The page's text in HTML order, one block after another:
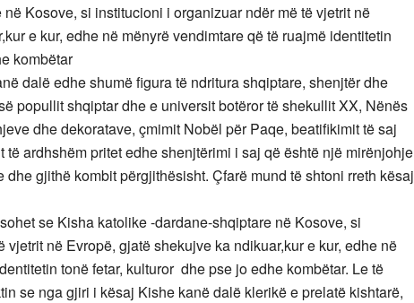
Kosove, si institucioni i organizuar ndër më të vjetrit në
e kur, edhe në mënyrë vendimtare që të ruajmë identitetin
kombëtar
dalë edhe shumë figura të ndritura shqiptare, shenjtër dhe
popullit shqiptar dhe e universit botëror të shekullit XX, Nënës
dhe dekoratave, çmimit Nobël për Paqe, beatifikimit të saj
të ardhshëm pritet edhe shenjtërimi i saj që është një mirënjohje
gjithë kombit përgjithësisht. Çfarë mund të shtoni rreth kësaj
se Kisha katolike -dardane-shqiptare në Kosove, si
në Evropë, gjatë shekujve ka ndikuar,kur e kur, edhe në
tonë fetar, kulturor dhe pse jo edhe kombëtar. Le të
se nga gjiri i kësaj Kishe kanë dalë klerikë e prelatë kishtarë,